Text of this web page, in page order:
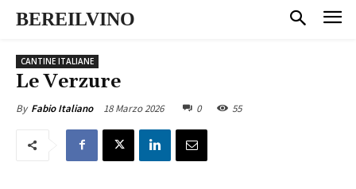
BEREILVINO
CANTINE ITALIANE
Le Verzure
By Fabio Italiano 18 Marzo 2026 0 55